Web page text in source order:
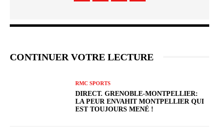
CONTINUER VOTRE LECTURE
RMC SPORTS
DIRECT. GRENOBLE-MONTPELLIER:
LA PEUR ENVAHIT MONTPELLIER QUI
EST TOUJOURS MENÉ !